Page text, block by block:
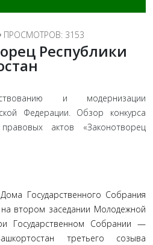
ПРОСМОТРОВ: 3153
Республики
и модернизации
Федерации. Обзор конкурса
актов «Законотворец
Государственного Собрания
втором заседании Молодежной
Государственном Собрании —
третьего созыва